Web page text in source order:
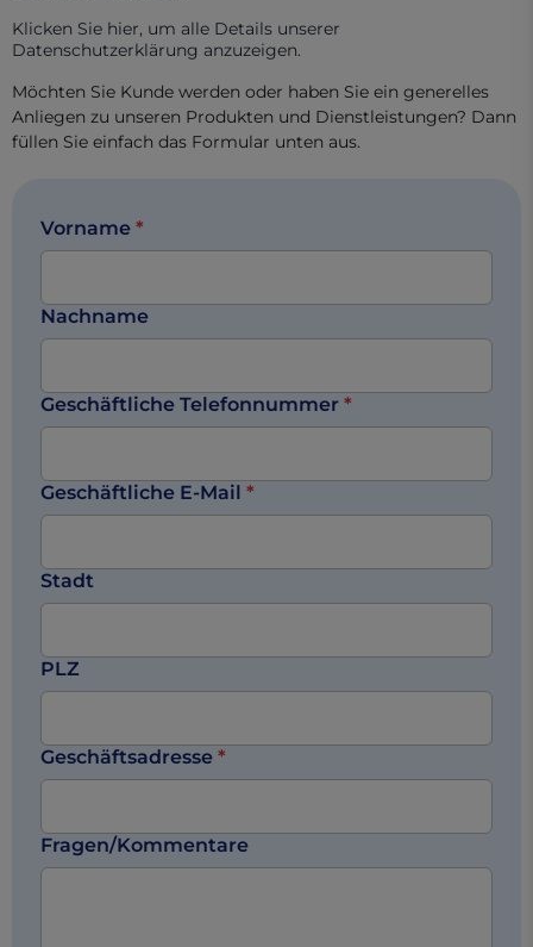
Klicken Sie hier, um alle Details unserer
Datenschutzerklärung anzuzeigen.
Möchten Sie Kunde werden oder haben Sie ein generelles
Anliegen zu unseren Produkten und Dienstleistungen? Dann
füllen Sie einfach das Formular unten aus.
Vorname *
Nachname
Geschäftliche Telefonnummer *
Geschäftliche E-Mail *
Stadt
PLZ
Geschäftsadresse *
Fragen/Kommentare